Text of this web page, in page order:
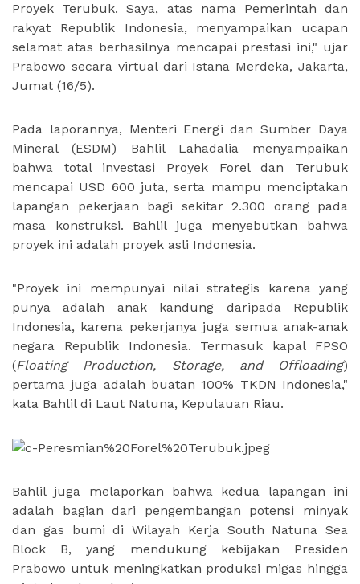
Proyek Terubuk. Saya, atas nama Pemerintah dan
rakyat Republik Indonesia, menyampaikan ucapan
selamat atas berhasilnya mencapai prestasi ini," ujar
Prabowo secara virtual dari Istana Merdeka, Jakarta,
Jumat (16/5).
Pada laporannya, Menteri Energi dan Sumber Daya
Mineral (ESDM) Bahlil Lahadalia menyampaikan
bahwa total investasi Proyek Forel dan Terubuk
mencapai USD 600 juta, serta mampu menciptakan
lapangan pekerjaan bagi sekitar 2.300 orang pada
masa konstruksi. Bahlil juga menyebutkan bahwa
proyek ini adalah proyek asli Indonesia.
"Proyek ini mempunyai nilai strategis karena yang
punya adalah anak kandung daripada Republik
Indonesia, karena pekerjanya juga semua anak-anak
negara Republik Indonesia. Termasuk kapal FPSO
(Floating Production, Storage, and Offloading)
pertama juga adalah buatan 100% TKDN Indonesia,"
kata Bahlil di Laut Natuna, Kepulauan Riau.
Bahlil juga melaporkan bahwa kedua lapangan ini
adalah bagian dari pengembangan potensi minyak
dan gas bumi di Wilayah Kerja South Natuna Sea
Block B, yang mendukung kebijakan Presiden
Prabowo untuk meningkatkan produksi migas hingga